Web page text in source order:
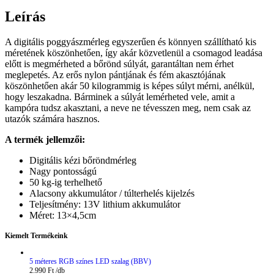
Leírás
A digitális poggyászmérleg egyszerűen és könnyen szállítható kis
méretének köszönhetően, így akár közvetlenül a csomagod leadása
előtt is megmérheted a bőrönd súlyát, garantáltan nem érhet
meglepetés. Az erős nylon pántjának és fém akasztójának
köszönhetően akár 50 kilogrammig is képes súlyt mérni, anélkül,
hogy leszakadna. Bárminek a súlyát lemérheted vele, amit a
kampóra tudsz akasztani, a neve ne tévesszen meg, nem csak az
utazók számára hasznos.
A termék jellemzői:
Digitális kézi bőröndmérleg
Nagy pontosságú
50 kg-ig terhelhető
Alacsony akkumulátor / túlterhelés kijelzés
Teljesítmény: 13V lithium akkumulátor
Méret: 13×4,5cm
Kiemelt Termékeink
5 méteres RGB színes LED szalag (BBV)
2.990 Ft